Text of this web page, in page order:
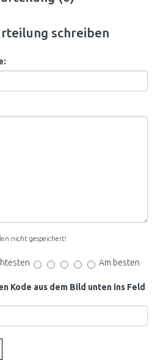
schreiben
nicht gespeichert!
Am besten
Kode aus dem Bild unten ins Feld